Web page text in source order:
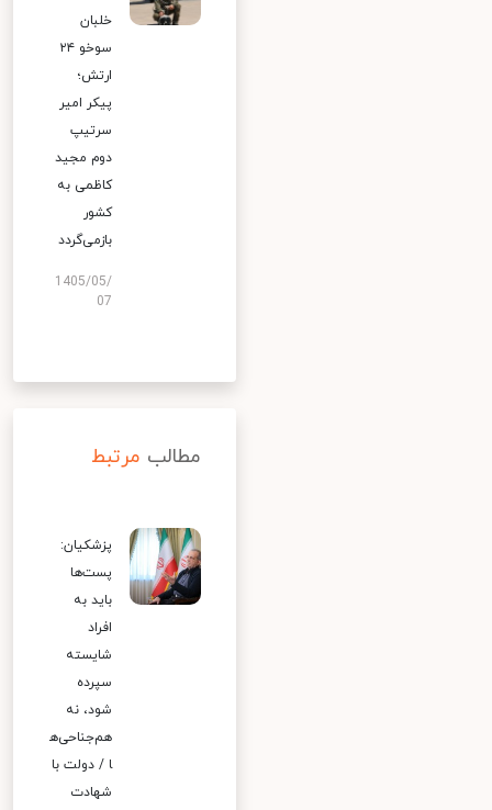
خلبان
سوخو ۲۴
ارتش؛
پیکر امیر
سرتیپ
دوم مجید
کاظمی به
کشور
بازمی‌گردد
1405/05/
07
مطالب مرتبط
پزشکیان:
پست‌ها
باید به
افراد
شایسته
سپرده
شود، نه
هم‌جناحی‌ه
ا / دولت با
شهادت